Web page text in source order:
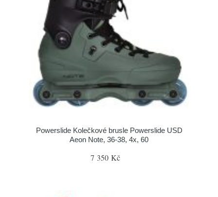
Powerslide Kolečkové brusle Powerslide USD
Aeon Note, 36-38, 4x, 60
7 350 Kč